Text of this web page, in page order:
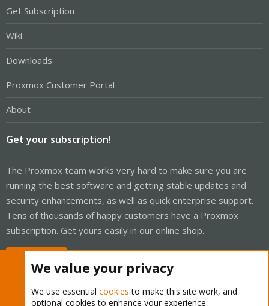
Get Subscription
Wiki
Downloads
Proxmox Customer Portal
About
Get your subscription!
The Proxmox team works very hard to make sure you are
running the best software and getting stable updates and
security enhancements, as well as quick enterprise support.
Tens of thousands of happy customers have a Proxmox
subscription. Get yours easily in our online shop.
We value your privacy
We use essential cookies to make this site work, and
optional cookies to enhance your experience.